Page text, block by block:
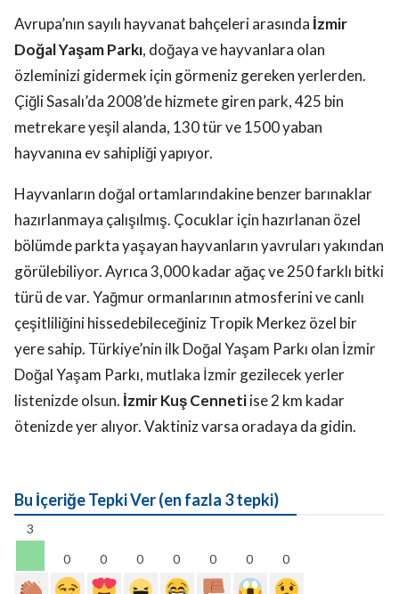
Avrupa’nın sayılı hayvanat bahçeleri arasında İzmir
Doğal Yaşam Parkı, doğaya ve hayvanlara olan
özleminizi gidermek için görmeniz gereken yerlerden.
Çiğli Sasalı’da 2008’de hizmete giren park, 425 bin
metrekare yeşil alanda, 130 tür ve 1500 yaban
hayvanına ev sahipliği yapıyor.
Hayvanların doğal ortamlarındakine benzer barınaklar
hazırlanmaya çalışılmış. Çocuklar için hazırlanan özel
bölümde parkta yaşayan hayvanların yavruları yakından
görülebiliyor. Ayrıca 3,000 kadar ağaç ve 250 farklı bitki
türü de var. Yağmur ormanlarının atmosferini ve canlı
çeşitliliğini hissedebileceğiniz Tropik Merkez özel bir
yere sahip. Türkiye’nin ilk Doğal Yaşam Parkı olan İzmir
Doğal Yaşam Parkı, mutlaka İzmir gezilecek yerler
listenizde olsun. İzmir Kuş Cennetiise 2 km kadar
ötenizde yer alıyor. Vaktiniz varsa oradaya da gidin.
Bu İçeriğe Tepki Ver (en fazla 3 tepki)
3
0
0 0 0 0 0 0